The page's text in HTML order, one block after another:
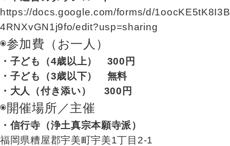
https://docs.google.com/forms/d/
4RNXvGN1j9fo/edit?usp=sharing
◉参加費（お一人）
・子ども（4歳以上） 300円
・子ども（3歳以下） 無料
・大人（付き添い）
300円
◉開催場所／主催
・信行寺（浄土真宗本願寺派）
福岡県糟屋郡宇美町宇美1丁目2-1